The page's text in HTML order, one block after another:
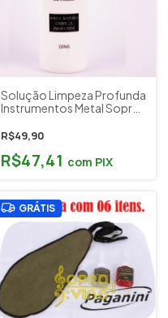
Solução Limpeza Profunda
Instrumentos Metal Sopro
Evolution Luthier
R$49,90
R$47,41 com PIX
GRÁTIS